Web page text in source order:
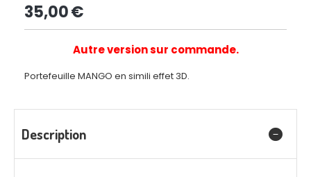
35,00€
Autre version sur commande.
Portefeuille MANGO en simili effet 3D.
Description